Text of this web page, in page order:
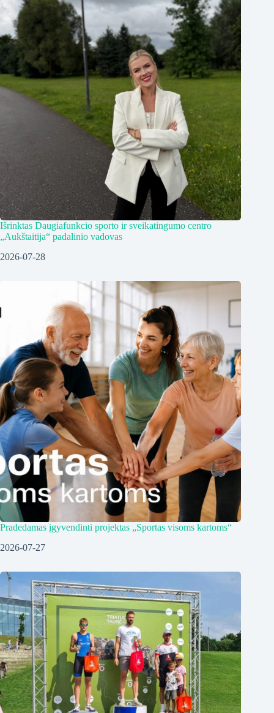
Išrinktas Daugiafunkcio sporto ir sveikatingumo centro
„Aukštaitija“ padalinio vadovas
2026-07-28
Pradedamas įgyvendinti projektas „Sportas visoms kartoms“
2026-07-27